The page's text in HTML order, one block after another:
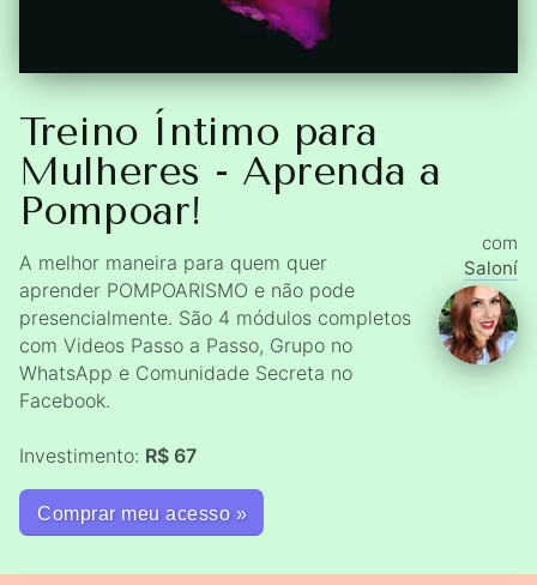
Treino Íntimo para
Mulheres - Aprenda a
Pompoar!
com
Saloní
A melhor maneira para quem quer
aprender POMPOARISMO e não pode
presencialmente. São 4 módulos completos
com Videos Passo a Passo, Grupo no
WhatsApp e Comunidade Secreta no
Facebook.
Investimento: R$ 67
Comprar meu acesso »